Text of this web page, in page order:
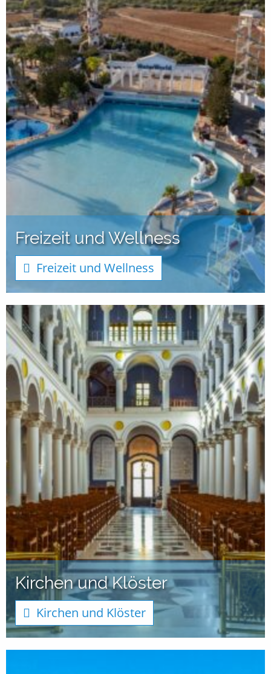
Freizeit und Wellness
Freizeit und Wellness
Kirchen und Klöster
Kirchen und Klöster